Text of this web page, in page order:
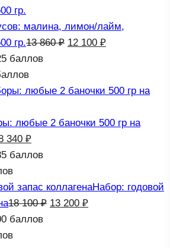
малина, лимон/лайм,
гр.13 860₽ Первоначальная
13
12 100 ₽Текущая
100 ₽.
баллов
любые 2 баночки 500 гр на
₽.
340 ₽Текущая
цена:
340 ₽.
баллов
Набор: годовой
18 100₽ Первоначальная
13 200 ₽Текущая
баллов